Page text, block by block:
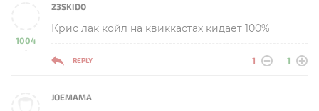
1004
-
23SKIDO
Крис лак койл на квиккастах кидает 100%
REPLY 1 1
JOEMAMA